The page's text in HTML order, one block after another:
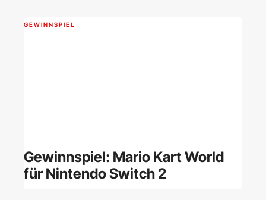
GEWINNSPIEL
Gewinnspiel: Mario Kart World
für Nintendo Switch 2